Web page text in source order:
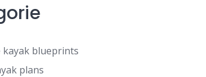
kayak blueprints
plans